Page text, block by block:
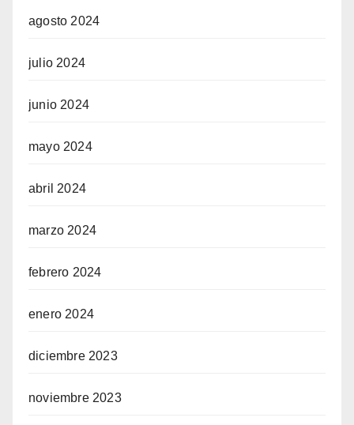
agosto 2024
julio 2024
junio 2024
mayo 2024
abril 2024
marzo 2024
febrero 2024
enero 2024
diciembre 2023
noviembre 2023